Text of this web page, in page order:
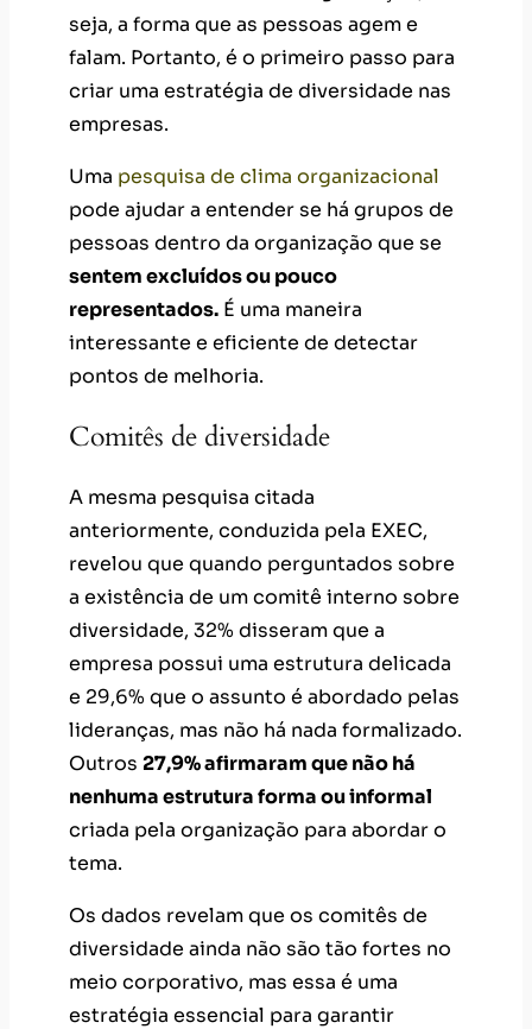
seja, a forma que as pessoas agem e
falam. Portanto, é o primeiro passo para
criar uma estratégia de diversidade nas
empresas.
Uma pesquisa de clima organizacional
pode ajudar a entender se há grupos de
pessoas dentro da organização que se
sentem excluídos ou pouco
representados. É uma maneira
interessante e eficiente de detectar
pontos de melhoria.
Comitês de diversidade
A mesma pesquisa citada
anteriormente, conduzida pela EXEC,
revelou que quando perguntados sobre
a existência de um comitê interno sobre
diversidade, 32% disseram que a
empresa possui uma estrutura delicada
e 29,6% que o assunto é abordado pelas
lideranças, mas não há nada formalizado.
Outros 27,9% afirmaram que não há
nenhuma estrutura forma ou informal
criada pela organização para abordar o
tema.
Os dados revelam que os comitês de
diversidade ainda não são tão fortes no
meio corporativo, mas essa é uma
estratégia essencial para garantir